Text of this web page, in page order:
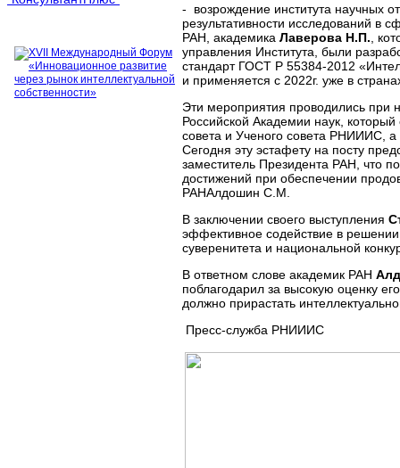
- возрождение института научных
результативности исследований в
РАН, академика Лаверова Н.П. ,
управления Института, были
стандарт ГОСТ Р 55384-2012
и применяется с 2022г. уже в
Эти мероприятия проводились при
Российской Академии наук,
совета и Ученого совета РНИИИС,
Сегодня эту эстафету на посту
заместитель Президента РАН, что
достижений при обеспечении
РАНАлдошин С.М.
В заключении своего выступления
эффективное содействие в решении
суверенитета и национальной
В ответном слове академик РАН
поблагодарил за высокую оценку
должно прирастать
Пресс-служба РНИИИС